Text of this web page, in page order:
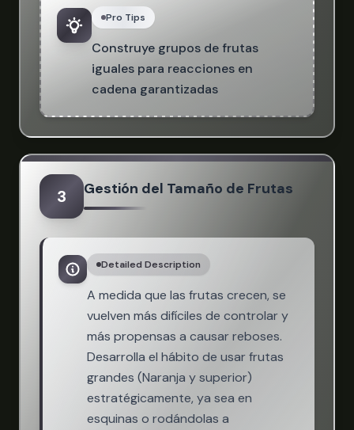
Pro Tips
Construye grupos de frutas
iguales para reacciones en
cadena garantizadas
3 Gestión del Tamaño de Frutas
Detailed Description
A medida que las frutas crecen, se
vuelven más difíciles de controlar y
más propensas a causar reboses.
Desarrolla el hábito de usar frutas
grandes (Naranja y superior)
estratégicamente, ya sea en
esquinas o rodándolas a